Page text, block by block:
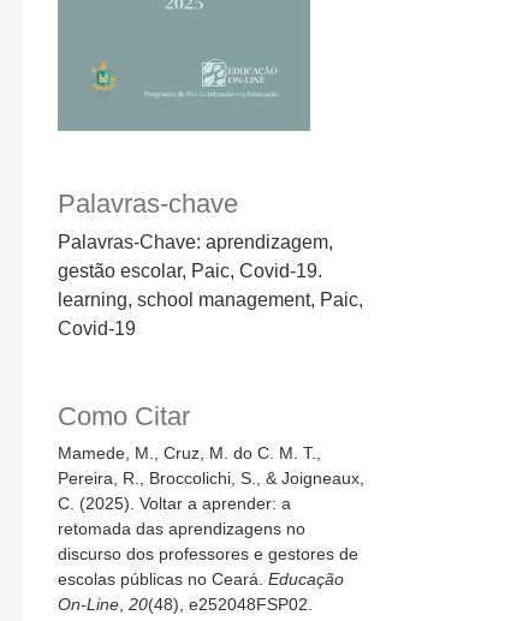
Palavras-chave
Palavras-Chave: aprendizagem,
gestão escolar, Paic, Covid-19.
learning, school management, Paic,
Covid-19
Como Citar
Mamede, M., Cruz, M. do C. M. T.,
Pereira, R., Broccolichi, S., & Joigneaux,
C. (2025). Voltar a aprender: a
retomada das aprendizagens no
discurso dos professores e gestores de
escolas públicas no Ceará. Educação
On-Line 20(48), e252048FSP02.